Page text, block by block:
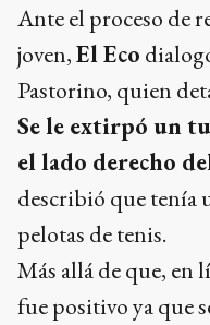
Ante el proceso de
joven,El Eco
Pastorino, quien
Se le extirpó un
el lado derecho
describió que tenía
pelotas de tenis.
Más allá de que, en
fue positivo ya que